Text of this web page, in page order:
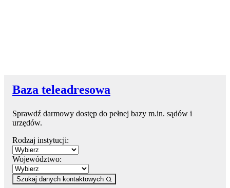
Baza teleadresowa
Sprawdź darmowy dostęp do pełnej bazy m.in. sądów i
urzędów.
Rodzaj instytucji:
Województwo:
Szukaj danych kontaktowych